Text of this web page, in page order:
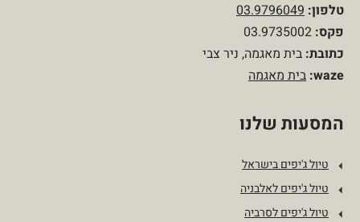
טלפון:
03.9796049
פקס:
כתובת: בית מאגמה, ניר צבי
waze: בית מאגמה
המסעות שלנו
טיול ג'יפים בישראל
טיול ג'יפים לאלבניה
טיול ג'יפים לסרביה